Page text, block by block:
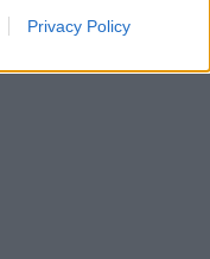
Privacy Policy